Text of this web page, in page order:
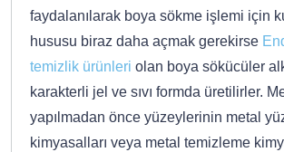
faydalanılarak boya sökme işlemi için
hususu biraz daha açmak gerekirse
temizlik ürünleri olan boya sökücüler
karakterli jel ve sıvı formda üretilirler.
yapılmadan önce yüzeylerinin metal
kimyasalları veya metal temizleme